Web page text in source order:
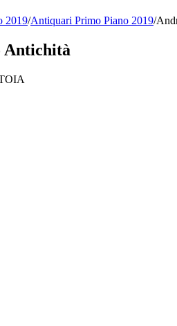
2019/Antiquari Primo Piano 2019/
Antichità